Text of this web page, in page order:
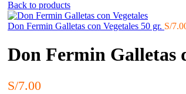
Back to products
Don Fermin Galletas con Vegetales 50 gr. S/
Don Fermin Galletas
S/7.00